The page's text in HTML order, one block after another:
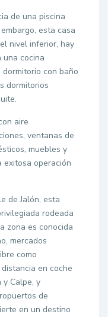
de una piscina
esta casa
nivel inferior, hay
cocina
con baño
dormitorios
aire
ventanas de
muebles y
operación
de Jalón, esta
rodeada
zona es conocida
mercados
como
en coche
y Calpe, y
de
en un destino